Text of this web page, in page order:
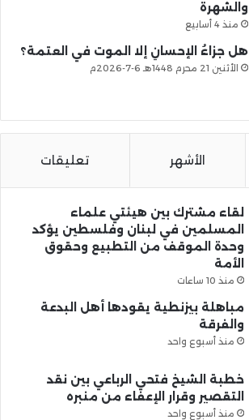
والشهرة
منذ 4 أسابيع
هل جزاءُ الإحسانِ إلا الموت في العتمة؟
الأثنين 21 محرم 1448هـ 6-7-2026م
الأشهر تعليقات
لقاء مشترك بين هيئتي علماء
المسلمين في لبنان وفلسطين يؤكد
وحدة الموقف من التطبيع وحقوق
الأمة
منذ 10 ساعات
مباهلة بيزنطية يقودها أهل البدعة
والفرقة
منذ أسبوع واحد
خطبة الشيخ فتحي الرباعي بين نقد
التقصير وقرار الإعفاء من منبره
منذ أسبوع واحد